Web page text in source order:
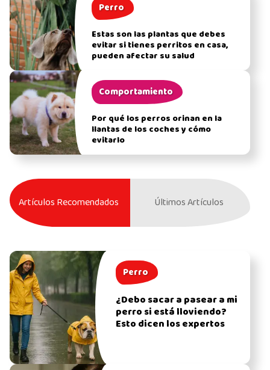
Perro
Estas son las plantas que debes
evitar si tienes perritos en casa,
pueden afectar su salud
Comportamiento
Por qué los perros orinan en la
llantas de los coches y cómo
evitarlo
Artículos Recomendados Últimos Artículos
Perro
¿Debo sacar a pasear a mi
perro si está lloviendo?
Esto dicen los expertos